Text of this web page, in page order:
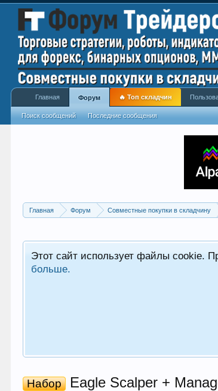
Главная Форум Совместные покупки в складчину
Этот сайт использует файлы cookie.
больше.
Набор
Eagle Scalper +
Главная Форум
Поиск сообщений Последние сообщения
🔥 Топ складчин